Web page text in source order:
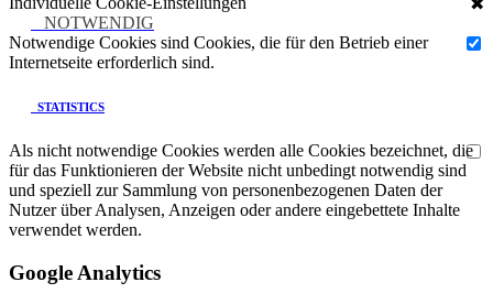
✖
NOTWENDIG
Notwendige Cookies sind Cookies, die für den Betrieb einer
Internetseite erforderlich sind.
STATISTICS
Als nicht notwendige Cookies werden alle Cookies bezeichnet, die
für das Funktionieren der Website nicht unbedingt notwendig sind
und speziell zur Sammlung von personenbezogenen Daten der
Nutzer über Analysen, Anzeigen oder andere eingebettete Inhalte
verwendet werden.
Google Analytics